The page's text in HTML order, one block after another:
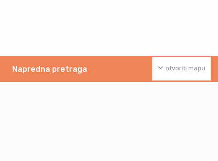
otvoriti mapu
Napredna pretraga